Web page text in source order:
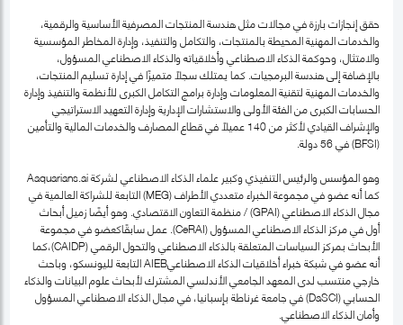
حقق إنجازات بارزة في مجالات مثل هندسة المنتجات المصرفية الأساسية والرقمية،
والخدمات المهنية المحيطة بالمنتجات، والتكامل والتنفيذ، وإدارة المخاطر المؤسسية
والامتثال، وحوكمة الذكاء الاصطناعي وأخلاقياته والذكاء الاصطناعي المسؤول،
بالإضافة إلى هندسة البرمجيات. كما يمتلك سجلًا متميزًا في إدارة تسليم المنتجات،
والخدمات المهنية لتقنية المعلومات وإدارة برامج التكامل الكبرى للأنظمة والتنفيذ وإدارة
الحسابات الكبرى من الفئة الأولى والاستشارات الإدارية وإدارة التعهيد الاستراتيجي
والإشراف القيادي لأكثر من 140 عميلاً في قطاع المصارف والخدمات المالية والتأمين
(BFSI) في 56 دولة.
وهو المؤسس والرئيس التنفيذي وكبير علماء الذكاء الاصطناعي لشركة Aaquarians.ai
كما أنه عضو في مجموعة الخبراء متعددي الأطراف (MEG) التابعة للشراكة العالمية في
مجال الذكاء الاصطناعي (GPAI) / منظمة التعاون الاقتصادي. وهو أيضًا زميل أبحاث
أول في مركز الذكاء الاصطناعي المسؤول (CeRAI). عمل سابقًاكعضو في مجموعة
الأبحاث بمركز السياسات المتعلقة بالذكاء الاصطناعي والتحول الرقمي (CAIDP)،كما
أنه عضو في شبكة خبراء أخلاقيات الذكاء الاصطناعيAIEB التابعة لليونسكو، وباحث
خارجي منتسب لدى المعهد الجامعي الأندلسي المشترك لأبحاث علوم البيانات والذكاء
الحسابي (DaSCI) في جامعة غرناطة بإسبانيا، في مجال الذكاء الاصطناعي المسؤول
وأمان الذكاء الاصطناعي.